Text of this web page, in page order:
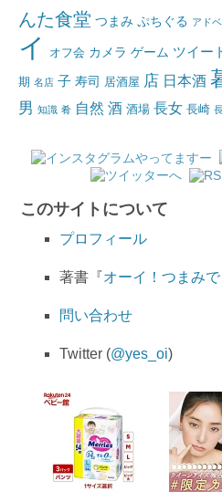
んた食堂 つまみ ぷちぐる アド
イ
オフ会 カメラ ゲーム ツイー
期 名店 子 寿司 居酒屋 店 日本酒
男 知識 肴 自然 酒 酒場 長女 長崎
このサイトについて
プロフィール
著書『オーイ！つまみ
問い合わせ
Twitter (@yes_oi)